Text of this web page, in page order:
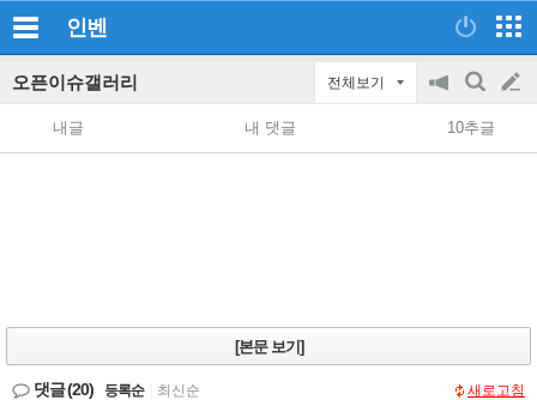
인벤
오픈이슈갤러리 전체보기
공
지
on/off
검
색
글
쓰
내글 내 댓글 10추글
[본문 보기]
댓글(20) 등록순 최신순 새로고침